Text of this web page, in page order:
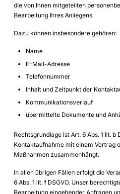
die von Ihnen mitgeteilten
Bearbeitung Ihres Anliegens.
Dazu können insbesondere gehören:
Name
E-Mail-Adresse
Telefonnummer
Inhalt und Zeitpunkt der
Kommunikationsverlauf
übermittelte Dokumente und
Rechtsgrundlage ist Art. 6 Abs. 1 lit. b
Kontaktaufnahme mit einem Vertrag
Maßnahmen zusammenhängt.
In allen übrigen Fällen erfolgt die
6 Abs. 1 lit. f DSGVO. Unser
Bearbeitung eingehender Anfragen